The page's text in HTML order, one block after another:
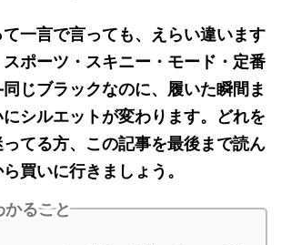
て一言で言っても、えらい違います
ポーツ・スキニー・モード・定番
じブラックなのに、履いた瞬間ま
シルエットが変わります。どれを
てる方、この記事を最後まで読ん
買いに行きましょう。
かること